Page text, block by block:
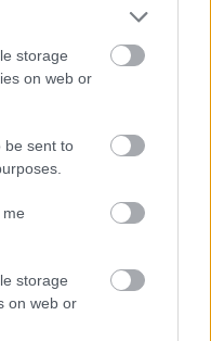
storage
on web or
be sent to
storage
on web or
Ha igen,
vagy.